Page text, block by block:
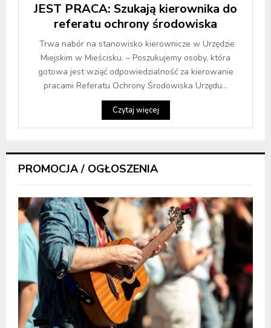
JEST PRACA: Szukają kierownika do
referatu ochrony środowiska
Trwa nabór na stanowisko kierownicze w Urzędzie
Miejskim w Mieścisku. – Poszukujemy osoby, która
gotowa jest wziąć odpowiedzialność za kierowanie
pracami Referatu Ochrony Środowiska Urzędu...
Czytaj więcej
PROMOCJA / OGŁOSZENIA